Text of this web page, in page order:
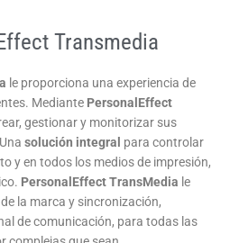
Transmedia
le proporciona una experiencia de
Mediante PersonalEffect
gestionar y monitorizar sus
solución integral para controlar
y en todos los medios de impresión,
PersonalEffect TransMedia le
la marca y sincronización,
de comunicación, para todas las